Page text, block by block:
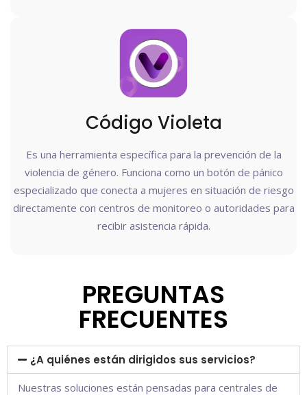
Código Violeta
Es una herramienta específica para la prevención de la
violencia de género. Funciona como un botón de pánico
especializado que conecta a mujeres en situación de riesgo
directamente con centros de monitoreo o autoridades para
recibir asistencia rápida.
PREGUNTAS
FRECUENTES
¿A quiénes están dirigidos sus servicios?
Nuestras soluciones están pensadas para centrales de